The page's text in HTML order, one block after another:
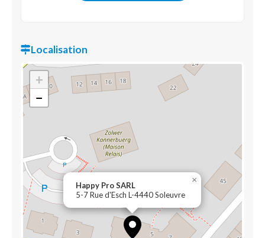
Localisation
Happy Pro SARL
5-7 Rue d'Esch L-4440 Soleuvre
×
+
−